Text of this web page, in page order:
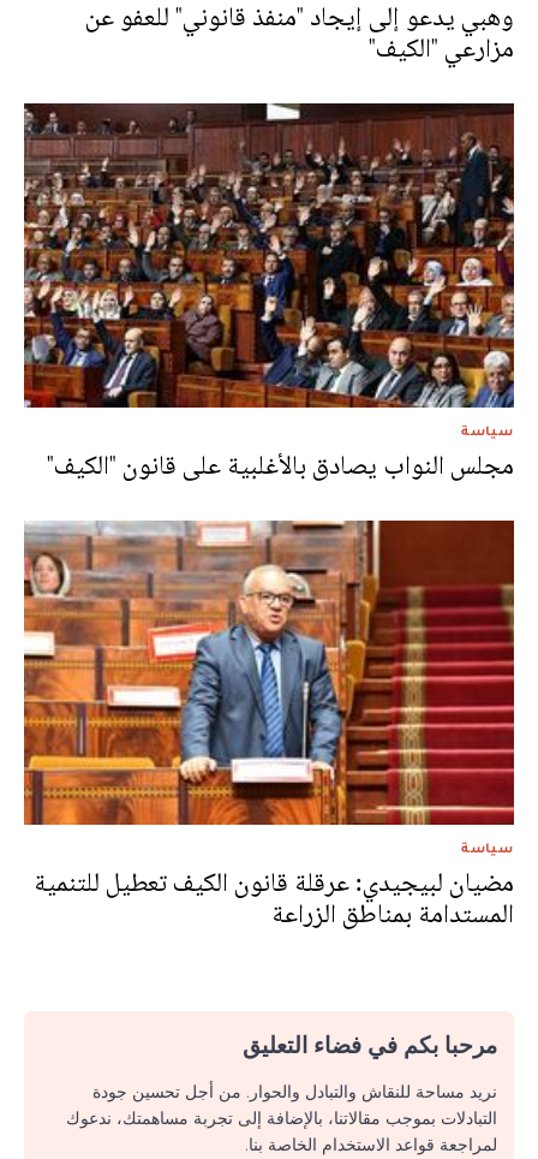
وهبي يدعو إلى إيجاد "منفذ قانوني" للعفو عن
مزارعي "الكيف"
سياسة
مجلس النواب يصادق بالأغلبية على قانون "الكيف"
سياسة
مضيان لبيجيدي: عرقلة قانون الكيف تعطيل للتنمية
المستدامة بمناطق الزراعة
مرحبا بكم في فضاء التعليق
نريد مساحة للنقاش والتبادل والحوار. من أجل تحسين جودة
التبادلات بموجب مقالاتنا، بالإضافة إلى تجربة مساهمتك، ندعوك
لمراجعة قواعد الاستخدام الخاصة بنا.